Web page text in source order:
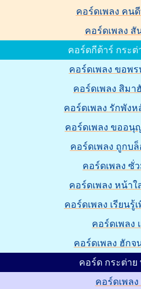
คอร์ดเพลง คนดี
คอร์ดเพลง สั
คอร์ดกีต้าร์ กระ
คอร์ดเพลง ขอพ
คอร์ดเพลง สิม
คอร์ดเพลง รักพังห
คอร์ดเพลง ขออนุ
คอร์ดเพลง ถูกบ
คอร์ดเพลง ซั่
คอร์ดเพลง หน้าใ
คอร์ดเพลง เรียนรู้เ
คอร์ดเพลง
คอร์ดเพลง ฮักจ
คอร์ด กระต่า
คอร์ดเพลง